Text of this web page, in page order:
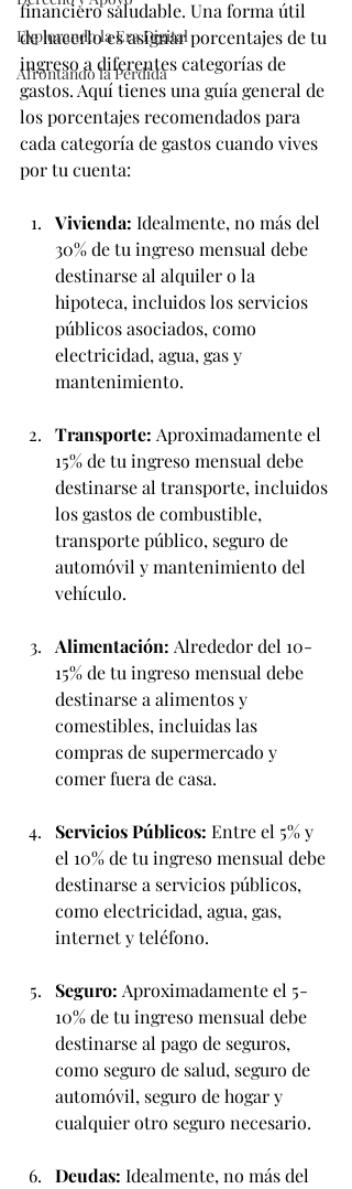
Explorando la Era Digital
Afrontando la Pérdida
financiero saludable. Una forma útil
de hacerlo es asignar porcentajes de tu
ingreso a diferentes categorías de
gastos. Aquí tienes una guía general de
los porcentajes recomendados para
cada categoría de gastos cuando vives
por tu cuenta:
Vivienda: Idealmente, no más del
30% de tu ingreso mensual debe
destinarse al alquiler o la
hipoteca, incluidos los servicios
públicos asociados, como
electricidad, agua, gas y
mantenimiento.
Transporte: Aproximadamente el
15% de tu ingreso mensual debe
destinarse al transporte, incluidos
los gastos de combustible,
transporte público, seguro de
automóvil y mantenimiento del
vehículo.
Alimentación: Alrededor del 10-
15% de tu ingreso mensual debe
destinarse a alimentos y
comestibles, incluidas las
compras de supermercado y
comer fuera de casa.
Servicios Públicos: Entre el 5% y
el 10% de tu ingreso mensual debe
destinarse a servicios públicos,
como electricidad, agua, gas,
internet y teléfono.
Seguro: Aproximadamente el 5-
10% de tu ingreso mensual debe
destinarse al pago de seguros,
como seguro de salud, seguro de
automóvil, seguro de hogar y
cualquier otro seguro necesario.
Deudas: Idealmente, no más del